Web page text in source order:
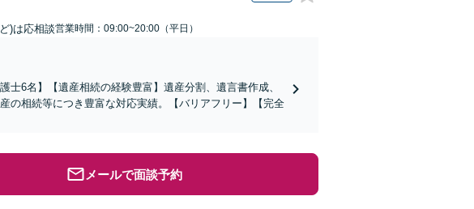
)は応相談営業時間：09:00~20:00（平日）
6名】【遺産相続の経験豊富】遺産分割、遺言書作成、
の相続等につき豊富な対応実績。【バリアフリー】【完全
メールで面談予約